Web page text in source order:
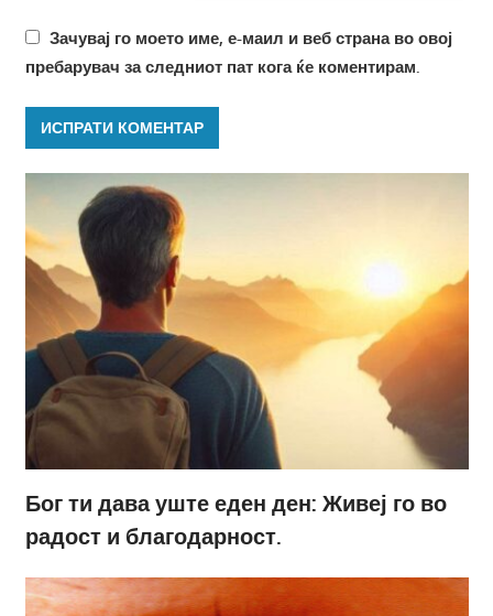
Зачувај го моето име, е-маил и веб страна во овој
пребарувач за следниот пат кога ќе коментирам.
Бог ти дава уште еден ден: Живеј го во
радост и благодарност.